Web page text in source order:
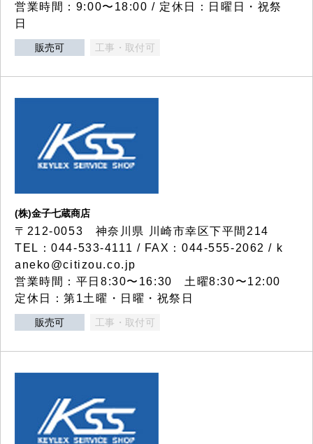
営業時間：9:00〜18:00 / 定休日：日曜日・祝祭
日
販売可 工事・取付可
(株)金子七蔵商店
〒212-0053 神奈川県 川崎市幸区下平間214
TEL：044-533-4111 / FAX：044-555-2062 / k
aneko@citizou.co.jp
営業時間：平日8:30〜16:30 土曜8:30〜12:00
定休日：第1土曜・日曜・祝祭日
販売可 工事・取付可